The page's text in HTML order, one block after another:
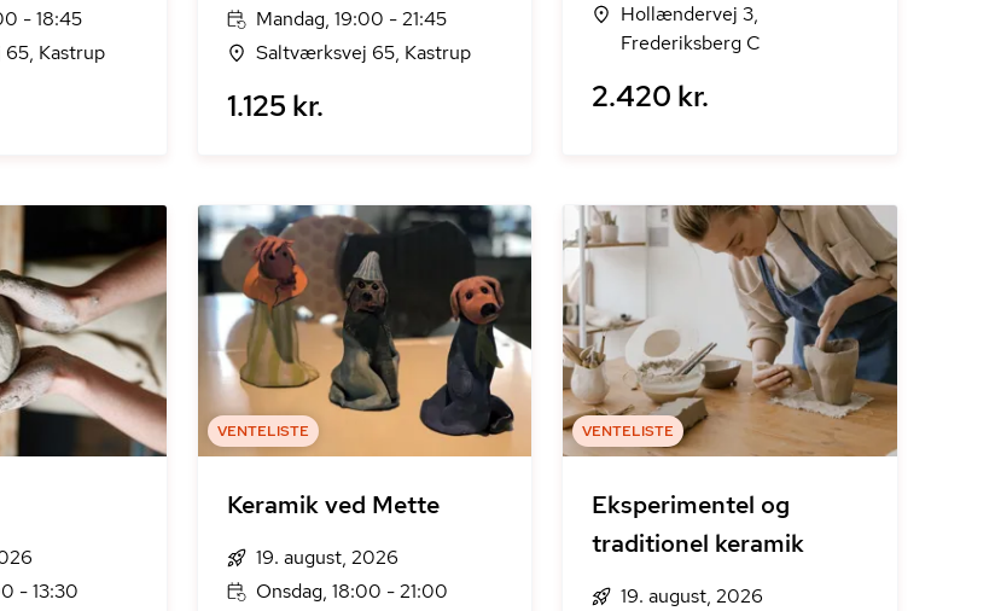
- 18:45
Kastrup
Mandag, 19:00 - 21:45
Saltværksvej 65, Kastrup
1.125 kr.
Hollændervej 3,
Frederiksberg C
2.420 kr.
- 13:30
VENTELISTE
Keramik ved Mette
19. august, 2026
Onsdag, 18:00 - 21:00
VENTELISTE
Eksperimentel og
traditionel keramik
19. august, 2026